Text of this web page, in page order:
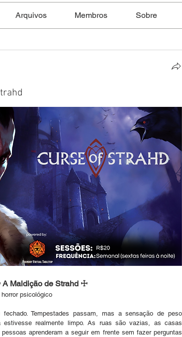
Arquivos Membros Sobre
Maldição de Strahd ☩
psicológico
realmente limpo. As ruas são vazias, as casas
aprenderam a seguir em frente sem fazer perguntas